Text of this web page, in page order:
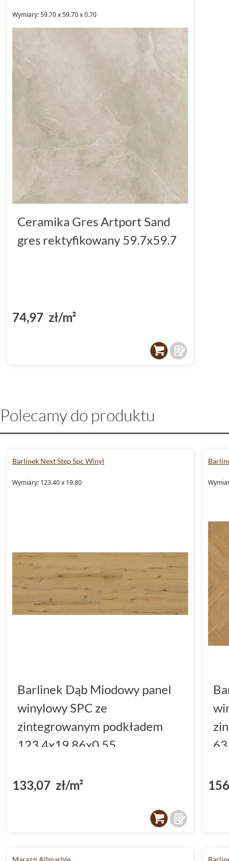
Wymiary: 59.70 x 59.70 x 0.70
Ceramika Gres Artport Sand
gres rektyfikowany 59.7x59.7
74,97 zł/m²
Polecamy do produktu
Barlinek Next Step Spc Winyl
Wymiary: 123.40 x 19.80
Barlinek Dąb Miodowy panel
winylowy SPC ze
zintegrowanym podkładem
123.4x19.86x0.55
133,07 zł/m²
Marazzi Allmarble